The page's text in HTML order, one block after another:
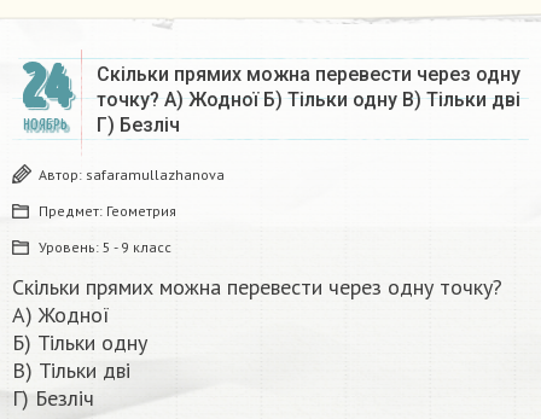
24
НОЯБРЬ
Скільки прямих можна перевести через одну
точку? А) Жодної Б) Тільки одну В) Тільки дві
Г) Безліч​
Автор: safaramullazhanova
Предмет: Геометрия
Уровень: 5 - 9 класс
Скільки прямих можна перевести через одну точку?
А) Жодної
Б) Тільки одну
В) Тільки дві
Г) Безліч​